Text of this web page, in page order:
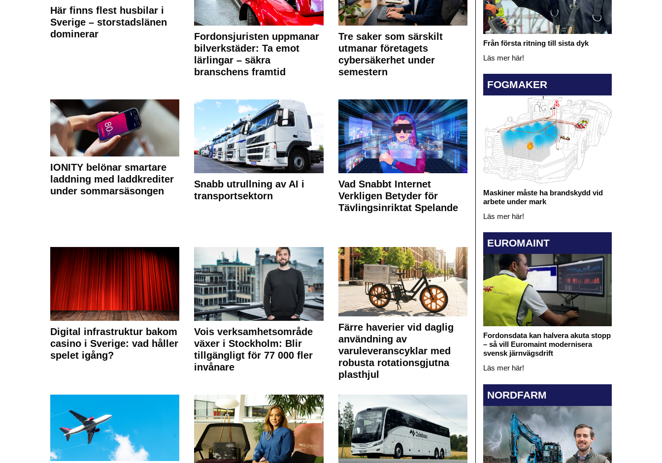
Här finns flest husbilar i
Sverige – storstadslänen
dominerar
Fordonsjuristen uppmanar
bilverkstäder: Ta emot
lärlingar – säkra
branschens framtid
Tre saker som särskilt
utmanar företagets
cybersäkerhet under
semestern
IONITY belönar smartare
laddning med laddkrediter
under sommarsäsongen
Snabb utrullning av AI i
transportsektorn
Vad Snabbt Internet
Verkligen Betyder för
Tävlingsinriktat Spelande
Digital infrastruktur bakom
casino i Sverige: vad håller
spelet igång?
Vois verksamhetsområde
växer i Stockholm: Blir
tillgängligt för 77 000 fler
invånare
Färre haverier vid daglig
användning av
varuleveranscyklar med
robusta rotationsgjutna
plasthjul
Från första ritning till sista dyk
Läs mer här!
FOGMAKER
Maskiner måste ha brandskydd vid
arbete under mark
Läs mer här!
EUROMAINT
Fordonsdata kan halvera akuta stopp
– så vill Euromaint modernisera
svensk järnvägsdrift
Läs mer här!
NORDFARM